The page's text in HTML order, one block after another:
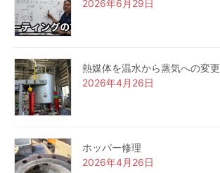
2026年6月29日
熱媒体を温水から蒸気への変更
2026年4月26日
ホッパー修理
2026年4月26日